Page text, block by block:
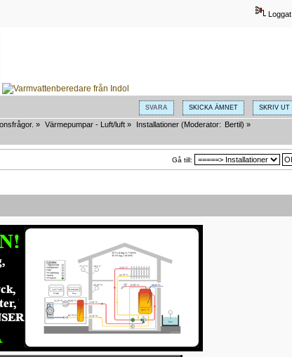
Loggat
SVARA SKICKA ÄMNET SKRIV UT
» Värmepumpar - Luft/luft» Installationer (Moderator: Bertil) »
Gå till: